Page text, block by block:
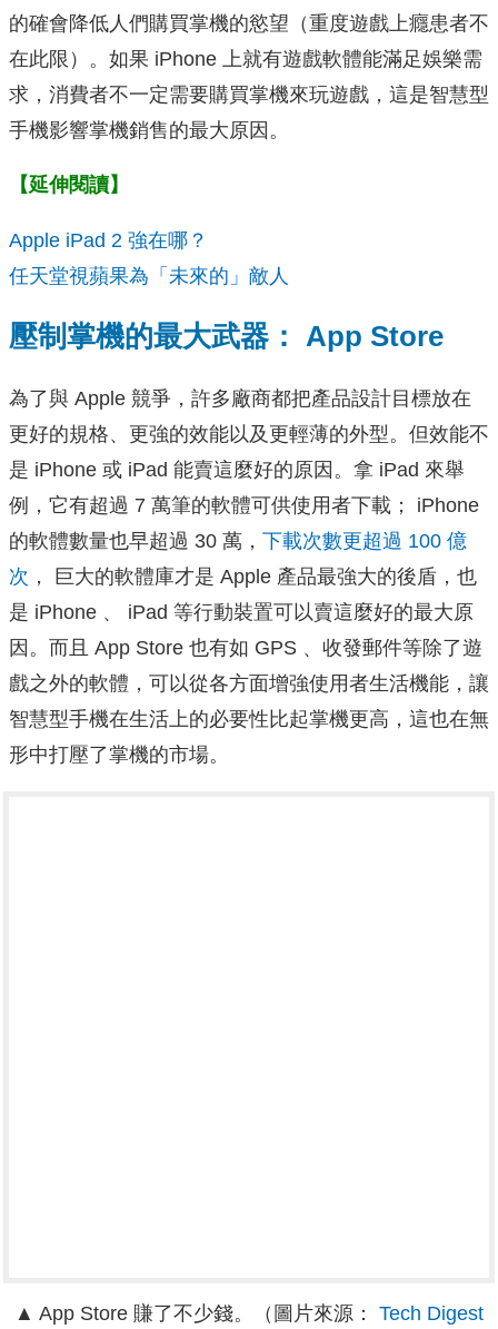
的確會降低人們購買掌機的慾望（重度遊戲上癮患者不
在此限）。如果 iPhone 上就有遊戲軟體能滿足娛樂需
求，消費者不一定需要購買掌機來玩遊戲，這是智慧型
手機影響掌機銷售的最大原因。
【延伸閱讀】
Apple iPad 2 強在哪？
任天堂視蘋果為「未來的」敵人
壓制掌機的最大武器： App Store
為了與 Apple 競爭，許多廠商都把產品設計目標放在
更好的規格、更強的效能以及更輕薄的外型。但效能不
是 iPhone 或 iPad 能賣這麼好的原因。拿 iPad 來舉
例，它有超過 7 萬筆的軟體可供使用者下載； iPhone
的軟體數量也早超過 30 萬， 下載次數更超過 100 億
次 ， 巨大的軟體庫才是 Apple 產品最強大的後盾，也
是 iPhone 、 iPad 等行動裝置可以賣這麼好的最大原
因。而且 App Store 也有如 GPS 、收發郵件等除了遊
戲之外的軟體，可以從各方面增強使用者生活機能，讓
智慧型手機在生活上的必要性比起掌機更高，這也在無
形中打壓了掌機的市場。
▲ App Store 賺了不少錢。（圖片來源： Tech Digest